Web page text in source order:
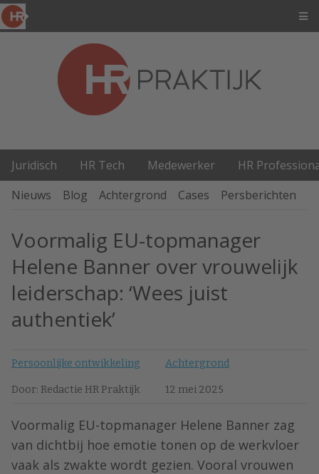
Juridisch HR Tech Medewerker
HR
Nieuws
Blog Achtergrond Cases Persberichten
Voormalig EU-topmanager
Helene Banner over vrouwelijk
leiderschap: ‘Wees juist
authentiek’
Persoonlijke ontwikkeling Achtergrond
Door: Redactie HR Praktijk 12 mei 2025
Voormalig EU-topmanager Helene Banner zag
van dichtbij hoe emotie tonen op de werkvloer
vaak als zwakte wordt gezien. Vooral vrouwen